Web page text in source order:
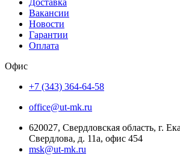
Доставка
Вакансии
Новости
Гарантии
Оплата
Офис
+7 (343) 364-64-58
office@ut-mk.ru
620027, Свердловская область, г.
Свердлова, д. 11а, офис 454
msk@ut-mk.ru